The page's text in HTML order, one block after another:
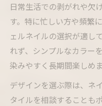
日常生活での剥がれや欠
す。特に忙しい方や頻繁
ェルネイルの選択が適し
れず、シンプルなカラー
染みやすく長期間楽しめま
デザインを選ぶ際は、ネ
タイルを相談することも